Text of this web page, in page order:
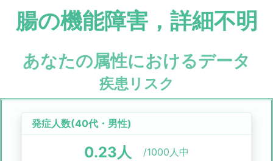
腸の機能障害，詳細不明
あなたの属性におけるデータ
疾患リスク
発症人数(40代 ・ 男性)
0.23人 /1000人中